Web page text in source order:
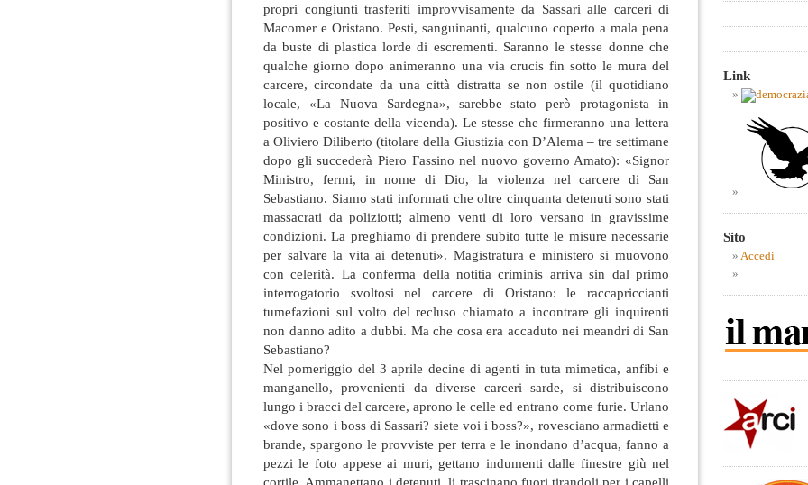
propri congiunti trasferiti improvvisamente da Sassari alle carceri di
Macomer e Oristano. Pesti, sanguinanti, qualcuno coperto a mala pena
da buste di plastica lorde di escrementi. Saranno le stesse donne che
qualche giorno dopo animeranno una via crucis fin sotto le mura del
carcere, circondate da una città distratta se non ostile (il quotidiano
locale, «La Nuova Sardegna», sarebbe stato però protagonista in
positivo e costante della vicenda). Le stesse che firmeranno una lettera
a Oliviero Diliberto (titolare della Giustizia con D’Alema – tre settimane
dopo gli succederà Piero Fassino nel nuovo governo Amato): «Signor
Ministro, fermi, in nome di Dio, la violenza nel carcere di San
Sebastiano. Siamo stati informati che oltre cinquanta detenuti sono stati
massacrati da poliziotti; almeno venti di loro versano in gravissime
condizioni. La preghiamo di prendere subito tutte le misure necessarie
per salvare la vita ai detenuti». Magistratura e ministero si muovono
con celerità. La conferma della notitia criminis arriva sin dal primo
interrogatorio svoltosi nel carcere di Oristano: le raccapriccianti
tumefazioni sul volto del recluso chiamato a incontrare gli inquirenti
non danno adito a dubbi. Ma che cosa era accaduto nei meandri di San
Sebastiano?
Nel pomeriggio del 3 aprile decine di agenti in tuta mimetica, anfibi e
manganello, provenienti da diverse carceri sarde, si distribuiscono
lungo i bracci del carcere, aprono le celle ed entrano come furie. Urlano
«dove sono i boss di Sassari? siete voi i boss?», rovesciano armadietti e
brande, spargono le provviste per terra e le inondano d’acqua, fanno a
pezzi le foto appese ai muri, gettano indumenti dalle finestre giù nel
Link
Sito
Accedi